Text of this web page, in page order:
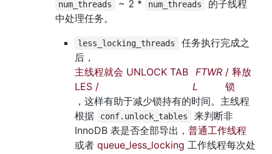
num_threads ~ 2 * num_threads
的子线程
中处理任务。
less_locking_threads
任务执行完成之
后，
主线程就会 UNLOCK TAB
LES /
L
/ 释放
锁
，这样有助于减少锁持有的时间。主线程
根据
conf.unlock_tables
来判断非
InnoDB 表是否全部导出， 普通工作线程
或者 queue_less_locking 工作线程每次处